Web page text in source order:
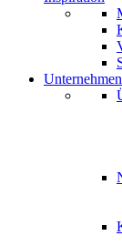
Unternehmen